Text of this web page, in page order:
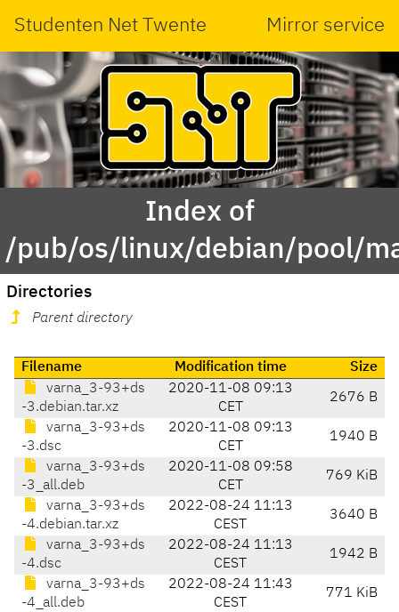
Studenten Net Twente Mirror service
Index of
/pub/os/linux/debian/pool/
Directories
Parent directory
Filename Modification time
Size
varna_3-93+ds
-3.debian.tar.xz
2020-11-08 09:13
CET
2676 B
varna_3-93+ds
-3.dsc
2020-11-08 09:13
CET
1940 B
varna_3-93+ds
-3_all.deb
2020-11-08 09:58
CET
769 KiB
varna_3-93+ds
-4.debian.tar.xz
2022-08-24 11:13
CEST
3640 B
varna_3-93+ds
-4.dsc
2022-08-24 11:13
CEST
1942 B
varna_3-93+ds
-4_all.deb
2022-08-24 11:43
CEST
771 KiB